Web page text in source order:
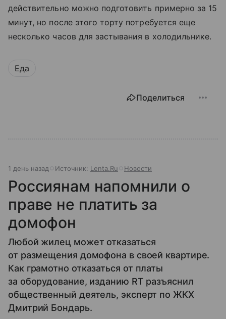
действительно можно подготовить примерно за 15
минут, но после этого торту потребуется еще
несколько часов для застывания в холодильнике.
Еда
Поделиться
1 день назад Источник: Lenta.Ru Новости
Россиянам напомнили о
праве не платить за
домофон
Любой жилец может отказаться
от размещения домофона в своей квартире.
Как грамотно отказаться от платы
за оборудование, изданию RT разъяснил
общественный деятель, эксперт по ЖКХ
Дмитрий Бондарь.